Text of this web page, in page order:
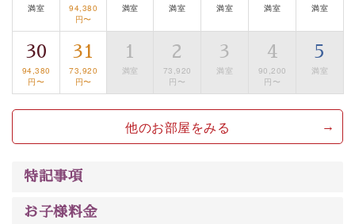
以上がプラン内容です。
上諏訪温泉“しんゆ”なら諏訪大社など歴史ある諏訪の街
で心癒されます。
清らかな源泉、自然の恵みあるお食事、諏訪湖に包まれ
るお部屋、 大人のたしなみを感じていただける、美しく
癒される宿で贅沢に幸せのときを安心してお過ごしくだ
満室
94,380
円〜
満室 満室 満室 満室 満室
30
94,380
円〜
31
73,920
円〜
1
満室
2
73,920
円〜
3
満室
4
90,200
円〜
5
満室
他のお部屋をみる
特記事項
お子様料金